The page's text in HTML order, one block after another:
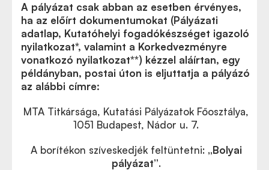
A pályázat csak abban az esetben érvényes,
ha az előírt dokumentumokat (Pályázati
adatlap, Kutatóhelyi fogadókészséget igazoló
nyilatkozat*, valamint a Korkedvezményre
vonatkozó nyilatkozat**) kézzel aláírtan, egy
példányban, postai úton is eljuttatja a pályázó
az alábbi címre:
MTA Titkársága, Kutatási Pályázatok Főosztálya,
1051 Budapest, Nádor u. 7.
A borítékon szíveskedjék feltüntetni: „Bolyai
pályázat”.